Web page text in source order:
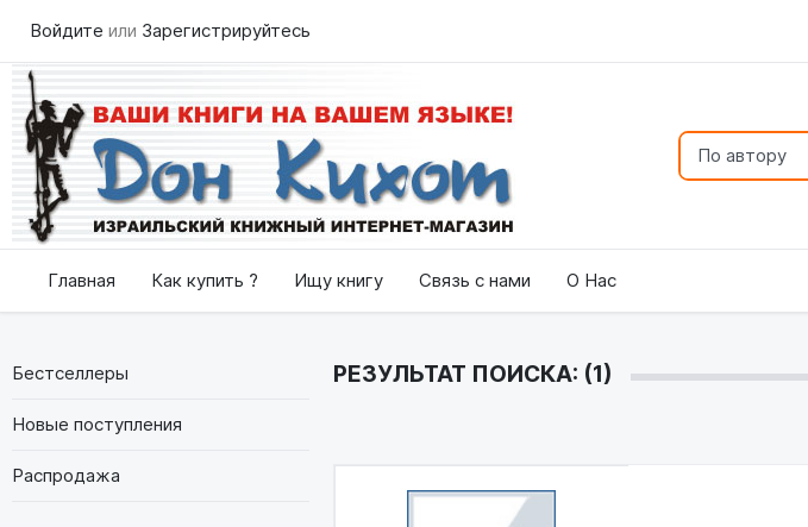
Войдите или Зарегистрируйтесь
Главная Как купить ? Ищу книгу Связь с нами О Нас
Бестселлеры
Новые поступления
Распродажа
РЕЗУЛЬТАТ ПОИСКА: (1)